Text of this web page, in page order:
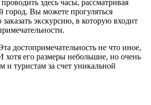
здесь часы, рассматривая
город. Вы можете прогуляться
заказать экскурсию, в которую входит
достопримечательность не что иное,
хотя его размеры небольшие, но очень
и туристам за счет уникальной